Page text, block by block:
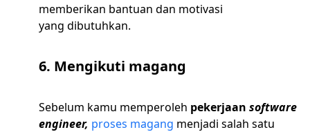
memberikan bantuan dan motivasi
yang dibutuhkan.
6. Mengikuti magang
Sebelum kamu memperoleh pekerjaan software
engineer, proses magang menjadi salah satu